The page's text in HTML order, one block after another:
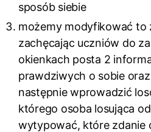
sposób siebie
możemy modyfikować to
zachęcając uczniów do
okienkach posta 2
prawdziwych o sobie
następnie wprowadzić
którego osoba losująca
wytypować, które zdanie